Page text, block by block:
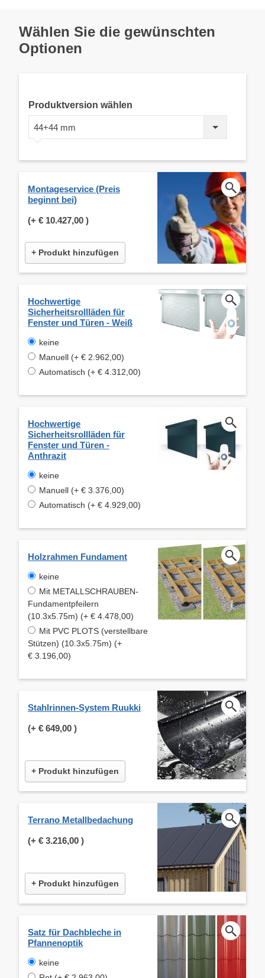
Wählen Sie die gewünschten
Optionen
Produktversion wählen
44+44 mm
Montageservice (Preis
beginnt bei)
(+ € 10.427,00 )
+ Produkt hinzufügen
Hochwertige
Sicherheitsrollläden für
Fenster und Türen - Weiß
keine
Manuell (+ € 2.962,00)
Automatisch (+ € 4.312,00)
Hochwertige
Sicherheitsrollläden für
Fenster und Türen -
Anthrazit
keine
Manuell (+ € 3.376,00)
Automatisch (+ € 4.929,00)
Holzrahmen Fundament
keine
Mit METALLSCHRAUBEN-
Fundamentpfeilern
(10.3x5.75m) (+ € 4.478,00)
Mit PVC PLOTS (verstellbare
Stützen) (10.3x5.75m) (+
€ 3.196,00)
Stahlrinnen-System Ruukki
(+ € 649,00 )
+ Produkt hinzufügen
Terrano Metallbedachung
(+ € 3.216,00 )
+ Produkt hinzufügen
Satz für Dachbleche in
Pfannenoptik
keine